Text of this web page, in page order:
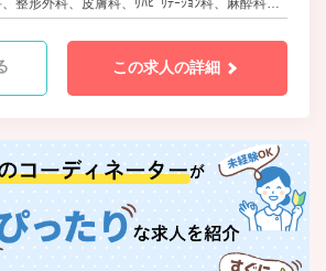
整形外科、皮膚科、ﾘﾊﾋﾞﾘﾃｰｼｮﾝ科、麻酔科、
この求人の詳細